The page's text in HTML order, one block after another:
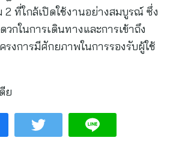
2 ที่ใกล้เปิดใช้งานอย่างสมบูรณ์ ซึ่ง
วกในการเดินทางและการเข้าถึง
งการมีศักยภาพในการรองรับผู้ใช้
ย